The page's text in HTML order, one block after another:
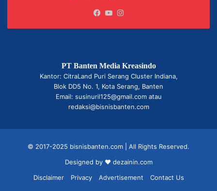
Facebook
YouTube
PT Banten Media Kreasindo
Kantor: CitraLand Puri Serang Cluster Indiana,
Blok DD5 No. 1, Kota Serang, Banten
Email: susinuril125@gmail.com atau
redaksi@bisnisbanten.com
© 2017-2025 bisnisbanten.com | All Rights Reserved.
Designed by ❤ dezainin.com
Disclaimer
Privacy Advertisement Contact Us